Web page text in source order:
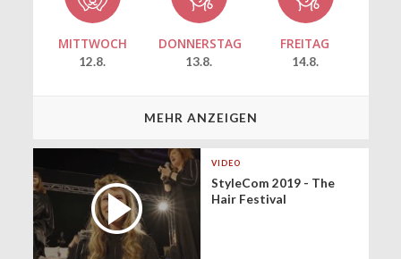
MITTWOCH
12.8.
DONNERSTAG
13.8.
FREITAG
14.8.
MEHR ANZEIGEN
VIDEO
StyleCom 2019 - The
Hair Festival